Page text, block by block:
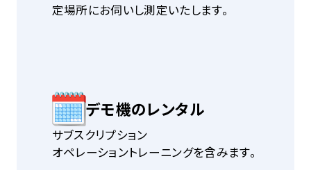
定場所にお伺いし測定いたします。
デモ機のレンタル
サブスクリプション
オペレーショントレーニングを含みます。